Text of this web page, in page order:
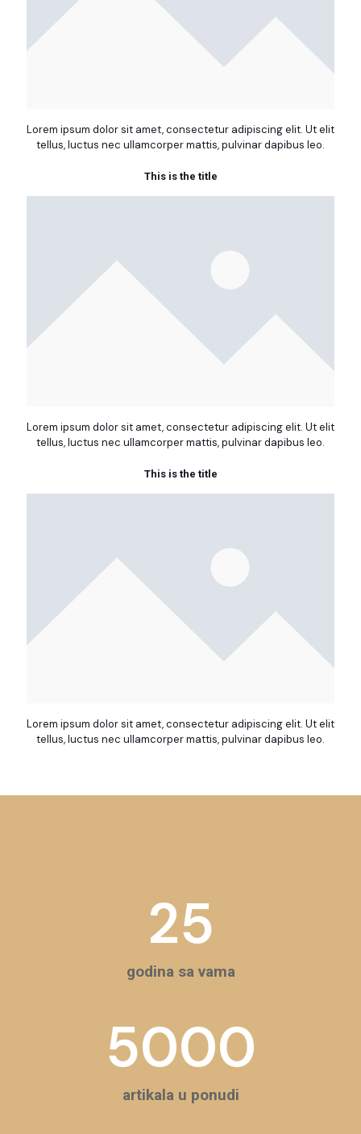
Lorem ipsum dolor sit amet, consectetur adipiscing elit. Ut elit
tellus, luctus nec ullamcorper mattis, pulvinar dapibus leo.
This is the title
Lorem ipsum dolor sit amet, consectetur adipiscing elit. Ut elit
tellus, luctus nec ullamcorper mattis, pulvinar dapibus leo.
This is the title
Lorem ipsum dolor sit amet, consectetur adipiscing elit. Ut elit
tellus, luctus nec ullamcorper mattis, pulvinar dapibus leo.
25
godina sa vama
5000
artikala u ponudi